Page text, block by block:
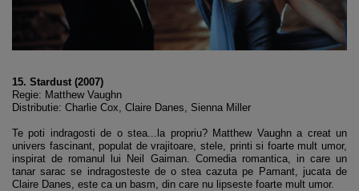
15. Stardust (2007)
Regie: Matthew Vaughn
Distributie: Charlie Cox, Claire Danes, Sienna Miller
Te poti indragosti de o stea...la propriu? Matthew Vaughn a creat un
univers fascinant, populat de vrajitoare, stele, printi si foarte mult umor,
inspirat de romanul lui Neil Gaiman. Comedia romantica, in care un
tanar sarac se indragosteste de o stea cazuta pe Pamant, jucata de
Claire Danes, este ca un basm, din care nu lipseste foarte mult umor.